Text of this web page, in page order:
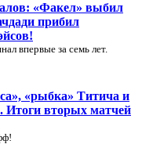
«Факел» выбил
прибил
впервые за семь лет.
«рыбка» Титича и
Итоги вторых матчей